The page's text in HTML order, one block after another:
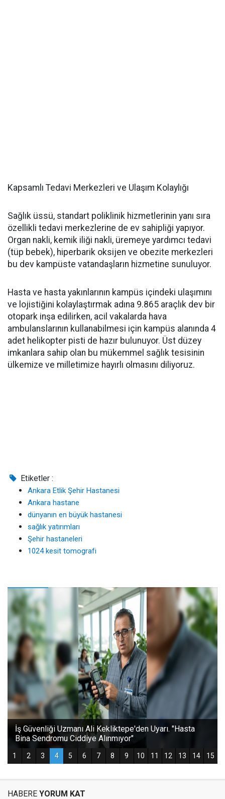
Kapsamlı Tedavi Merkezleri ve Ulaşım Kolaylığı
Sağlık üssü, standart poliklinik hizmetlerinin yanı sıra
özellikli tedavi merkezlerine de ev sahipliği yapıyor.
Organ nakli, kemik iliği nakli, üremeye yardımcı tedavi
(tüp bebek), hiperbarik oksijen ve obezite merkezleri
bu dev kampüste vatandaşların hizmetine sunuluyor.
Hasta ve hasta yakınlarının kampüs içindeki ulaşımını
ve lojistiğini kolaylaştırmak adına 9.865 araçlık dev bir
otopark inşa edilirken, acil vakalarda hava
ambulanslarının kullanabilmesi için kampüs alanında 4
adet helikopter pisti de hazır bulunuyor. Üst düzey
imkanlara sahip olan bu mükemmel sağlık tesisinin
ülkemize ve milletimize hayırlı olmasını diliyoruz.
Etiketler :
Ankara Etlik Şehir Hastanesi
Ankara hastane
dünyanın en büyük hastanesi
sağlık yatırımları
Şehir hastaneleri
1024 kesit tomografi
HABERE YORUM KAT